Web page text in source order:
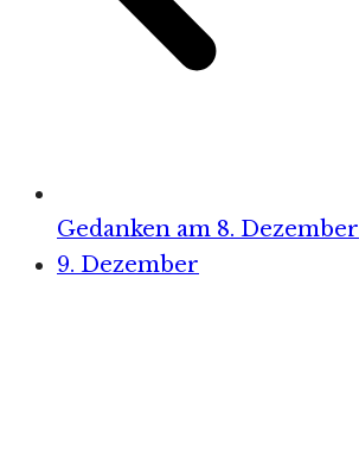
Gedanken am 8. Dezember
9. Dezember